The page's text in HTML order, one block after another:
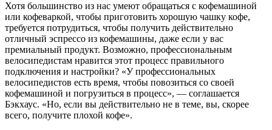
Хотя большинство из нас умеют обращаться с кофемашиной
или кофеваркой, чтобы приготовить хорошую чашку кофе,
требуется потрудиться, чтобы получить действительно
отличный эспрессо из кофемашины, даже если у вас
премиальный продукт. Возможно, профессиональным
велосипедистам нравится этот процесс правильного
подключения и настройки? «У профессиональных
велосипедистов есть время, чтобы повозиться со своей
кофемашиной и погрузиться в процесс», — соглашается
Бэкхаус. «Но, если вы действительно не в теме, вы, скорее
всего, получите плохой кофе».